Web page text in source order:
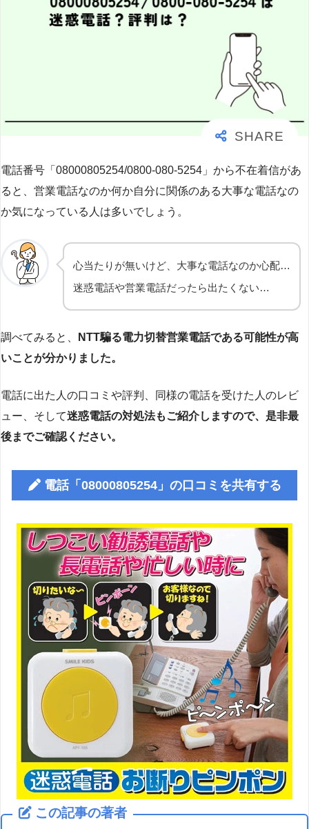
電話番号「08000805254/0800-080-5254」から不在着信があ
ると、営業電話なのか何か自分に関係のある大事な電話なの
か気になっている人は多いでしょう。
心当たりが無いけど、大事な電話なのか心配…
迷惑電話や営業電話だったら出たくない…
調べてみると、
NTT騙る電力切替営業電話である可能性が高
いことが分かりました。
電話に出た人の口コミや評判、同様の電話を受けた人のレビ
ュー、そして迷惑電話の対処法もご紹介しますので、是非最
後までご確認ください。
電話「08000805254」の口コミを共有する
この記事の著者